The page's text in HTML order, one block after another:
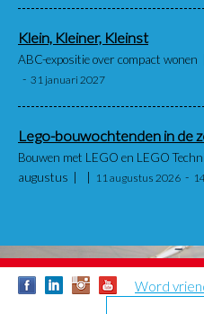
Klein, Kleiner, Kleinst
ABC-expositie over compact wonen
31 januari 2027
Lego-bouwochtenden in de
Bouwen met LEGO en LEGO
augustus
11 augustus 2026
Word